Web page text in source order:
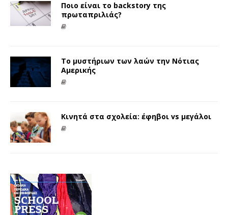
Ποιο είναι το backstory της
πρωταπριλιάς?
Το μυστήριων των λαών την Νότιας
Αμερικής
Κινητά στα σχολεία: έφηβοι vs μεγάλοι